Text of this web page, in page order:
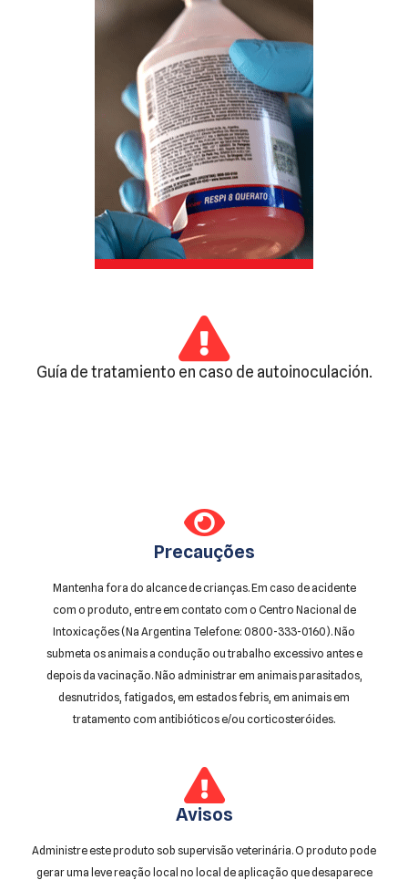
Guía de tratamiento en caso de autoinoculación.
Precauções
Mantenha fora do alcance de crianças. Em caso de acidente
com o produto, entre em contato com o Centro Nacional de
Intoxicações (Na Argentina Telefone: 0800-333-0160). Não
submeta os animais a condução ou trabalho excessivo antes e
depois da vacinação. Não administrar em animais parasitados,
desnutridos, fatigados, em estados febris, em animais em
tratamento com antibióticos e/ou corticosteróides.
Avisos
Administre este produto sob supervisão veterinária. O produto pode
gerar uma leve reação local no local de aplicação que desaparece